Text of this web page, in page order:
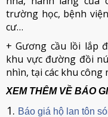
trường học, bệnh
cư…
+ Gương cầu lồi lắp
khu vực đường đồi
nhìn, tại các khu
XEM THÊM VỀ BÁO
Báo giá hộ lan tôn